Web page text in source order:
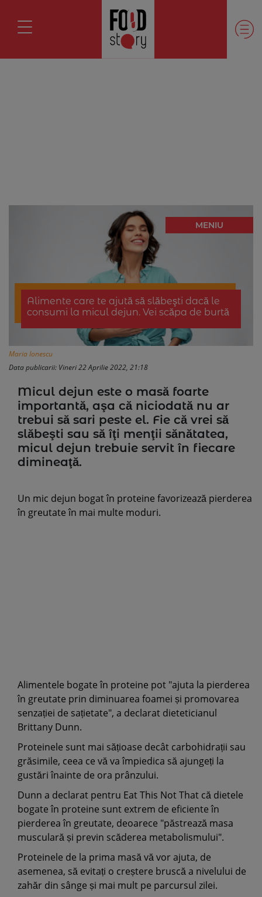
MENIU
Alimente care te ajută să slăbeşti dacă le
consumi la micul dejun. Vei scăpa de burtă
Maria Ionescu
Data publicarii: Vineri 22 Aprilie 2022, 21:18
Micul dejun este o masă foarte
importantă, aşa că niciodată nu ar
trebui să sari peste el. Fie că vrei să
slăbeşti sau să îţi menţii sănătatea,
micul dejun trebuie servit în fiecare
dimineaţă.
Un mic dejun bogat în proteine favorizează pierderea
în greutate în mai multe moduri.
Alimentele bogate în proteine pot "ajuta la pierderea
în greutate prin diminuarea foamei și promovarea
senzației de sațietate", a declarat dieteticianul
Brittany Dunn.
Proteinele sunt mai sățioase decât carbohidrații sau
grăsimile, ceea ce vă va împiedica să ajungeți la
gustări înainte de ora prânzului.
Dunn a declarat pentru Eat This Not That că dietele
bogate în proteine sunt extrem de eficiente în
pierderea în greutate, deoarece "păstrează masa
musculară și previn scăderea metabolismului".
Proteinele de la prima masă vă vor ajuta, de
asemenea, să evitați o creștere bruscă a nivelului de
zahăr din sânge și mai mult pe parcursul zilei.